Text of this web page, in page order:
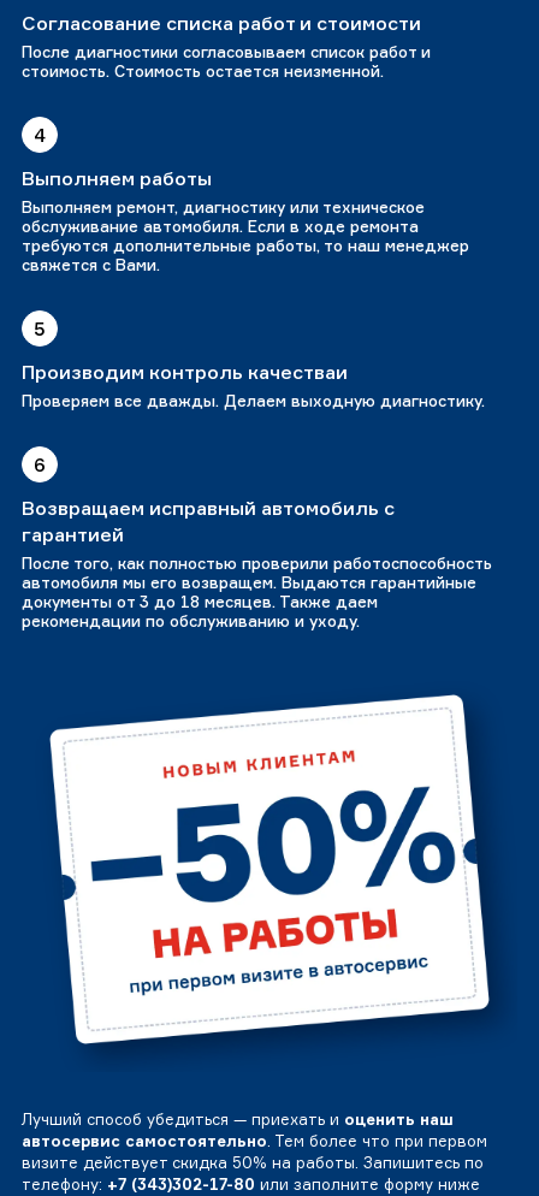
Согласование списка работ и стоимости
После диагностики согласовываем список работ и
стоимость. Стоимость остается неизменной.
4
Выполняем работы
Выполняем ремонт, диагностику или техническое
обслуживание автомобиля. Если в ходе ремонта
требуются дополнительные работы, то наш менеджер
свяжется с Вами.
5
Производим контроль качестваи
Проверяем все дважды. Делаем выходную диагностику.
6
Возвращаем исправный автомобиль с
гарантией
После того, как полностью проверили работоспособность
автомобиля мы его возвращем. Выдаются гарантийные
документы от 3 до 18 месяцев. Также даем
рекомендации по обслуживанию и уходу.
Лучший способ убедиться — приехать и оценить наш
автосервис самостоятельно. Тем более что при первом
визите действует скидка 50% на работы. Запишитесь по
телефону: +7 (343)302-17-80 или заполните форму ниже